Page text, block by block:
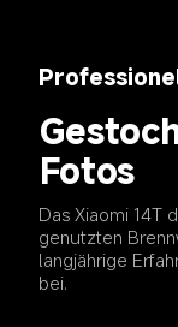
Fotos
Das Xiaomi 14T
genutzten
langjährige
bei.